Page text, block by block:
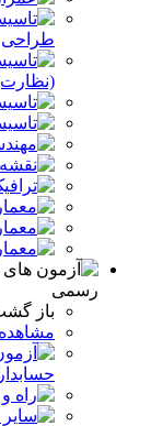
طراحی
رسمی
باز